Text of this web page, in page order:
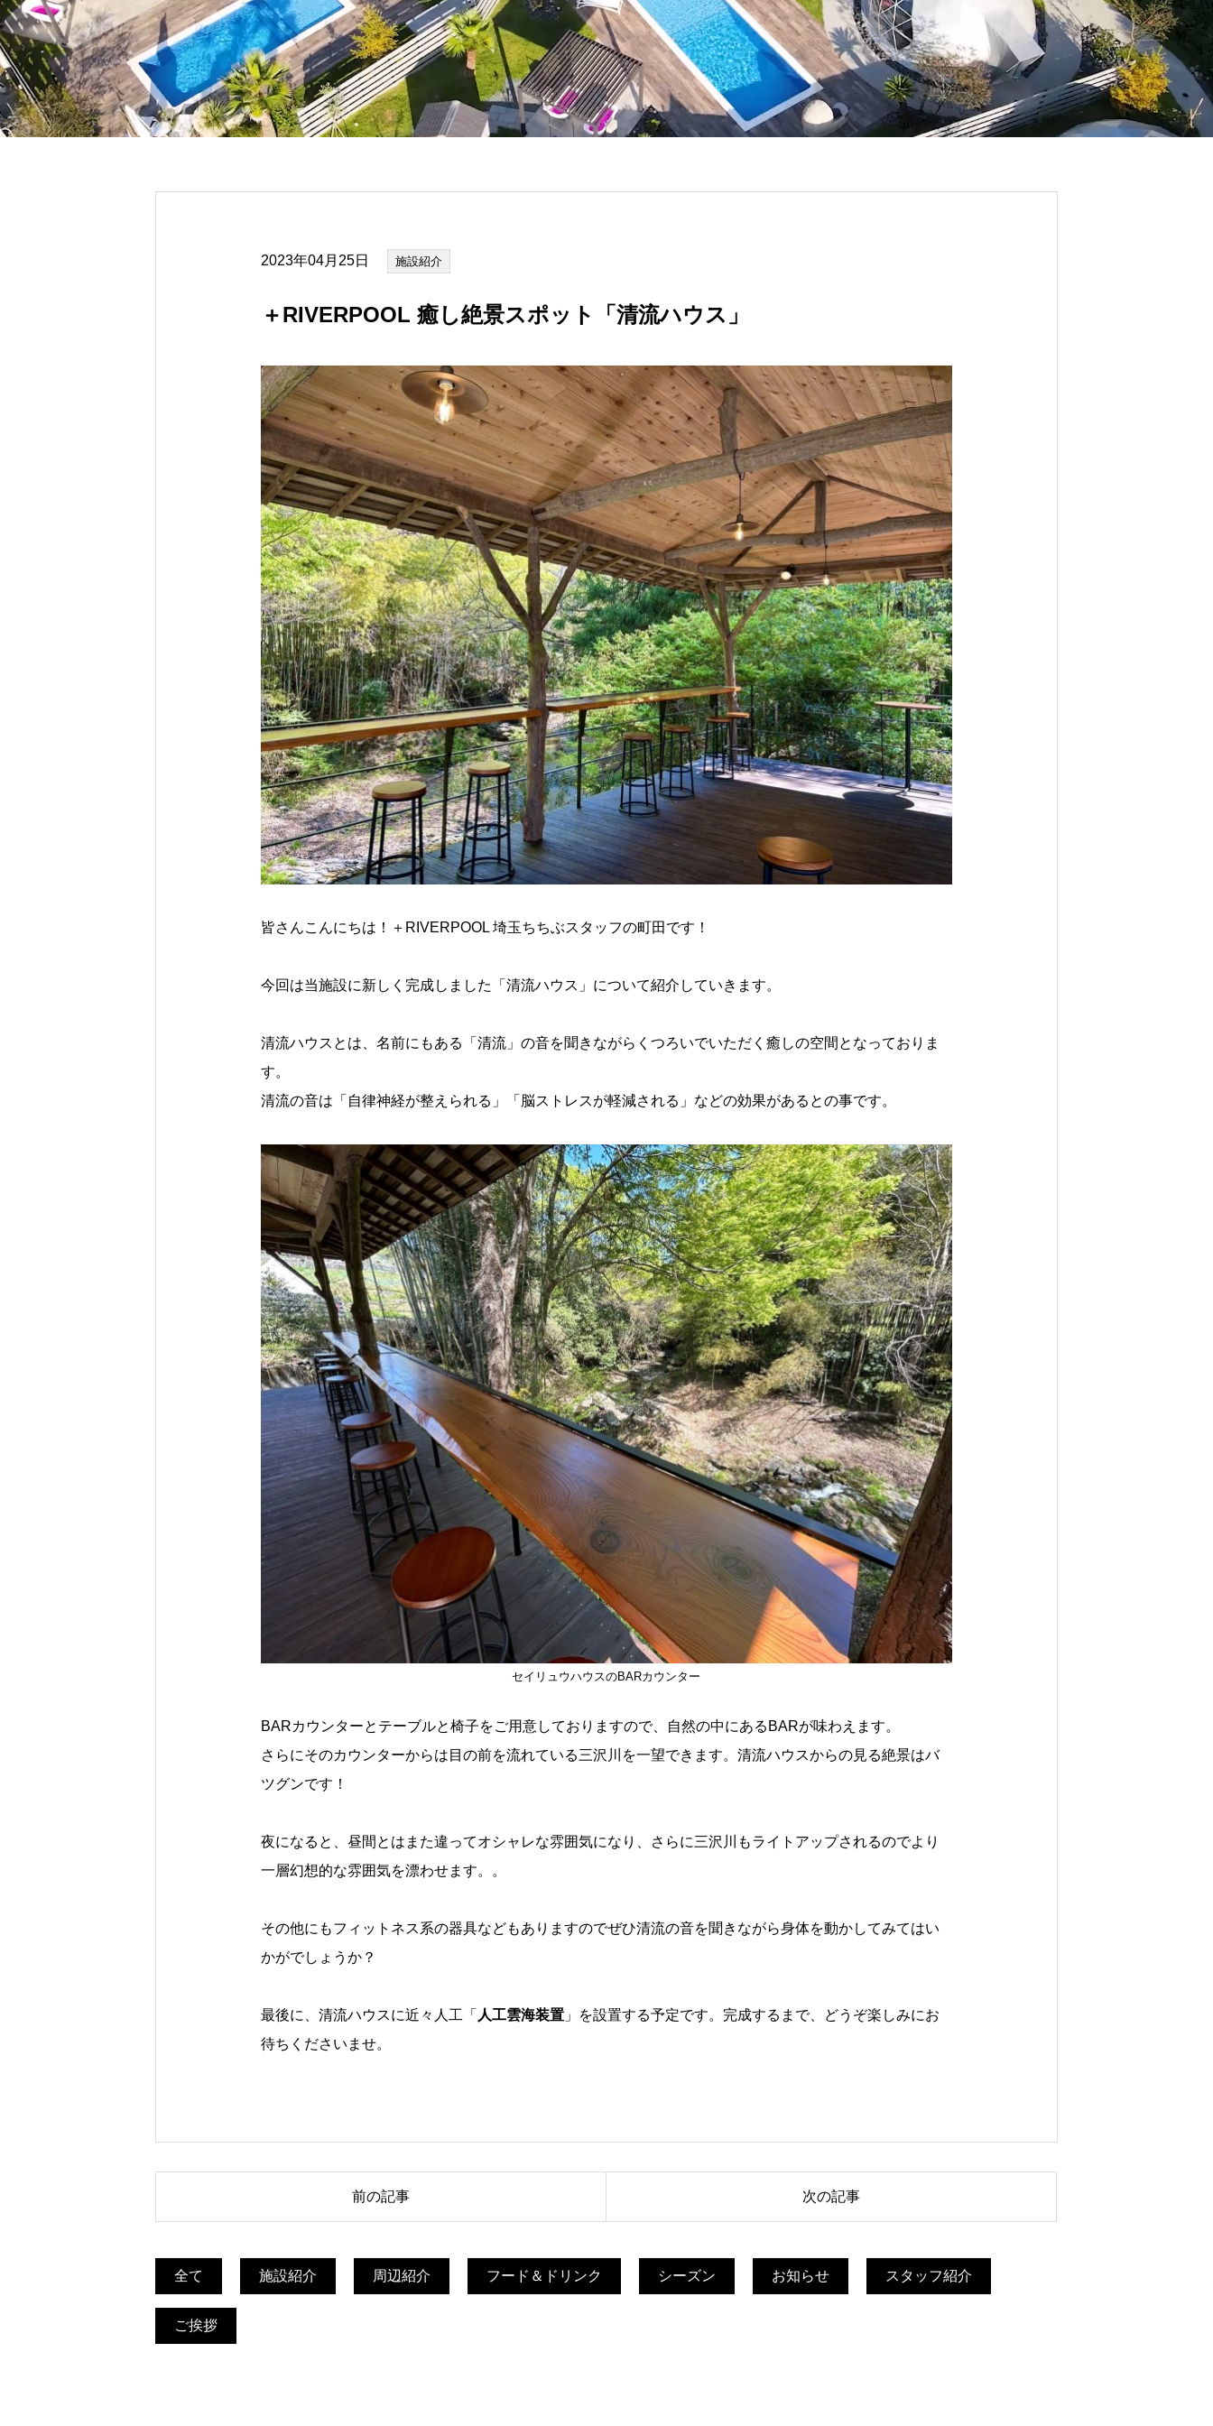
2023年04月25日 施設紹介
＋RIVERPOOL 癒し絶景スポット「清流ハウス」
皆さんこんにちは！＋RIVERPOOL 埼玉ちちぶスタッフの町田です！
今回は当施設に新しく完成しました「清流ハウス」について紹介していきます。
清流ハウスとは、名前にもある「清流」の音を聞きながらくつろいでいただく癒しの空間となっておりま
す。
清流の音は「自律神経が整えられる」「脳ストレスが軽減される」などの効果があるとの事です。
セイリュウハウスのBARカウンター
BARカウンターとテーブルと椅子をご用意しておりますので、自然の中にあるBARが味わえます。
さらにそのカウンターからは目の前を流れている三沢川を一望できます。清流ハウスからの見る絶景はバ
ツグンです！
夜になると、昼間とはまた違ってオシャレな雰囲気になり、さらに三沢川もライトアップされるのでより
一層幻想的な雰囲気を漂わせます。。
その他にもフィットネス系の器具などもありますのでぜひ清流の音を聞きながら身体を動かしてみてはい
かがでしょうか？
最後に、清流ハウスに近々人工「 人工雲海装置」を設置する予定です。完成するまで、どうぞ楽しみにお
待ちくださいませ。
前の記事 次の記事
全て 施設紹介 周辺紹介 フード＆ドリンク シーズン お知らせ スタッフ紹介
ご挨拶